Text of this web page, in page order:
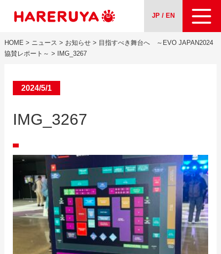
JP / EN
会社案内
お問い合わせ
HOME > ニュース > お知らせ> 目指すべき舞台へ ～EVO JAPAN2024
協賛レポート～ > IMG_3267
2024/5/1
IMG_3267